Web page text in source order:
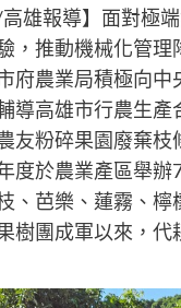
高雄報導】面對極
，推動機械化管理
府農業局積極向中
導高雄市行農生產
友粉碎果園廢棄枝
度於農業產區舉辦
、芭樂、蓮霧、檸
樹團成軍以來，代